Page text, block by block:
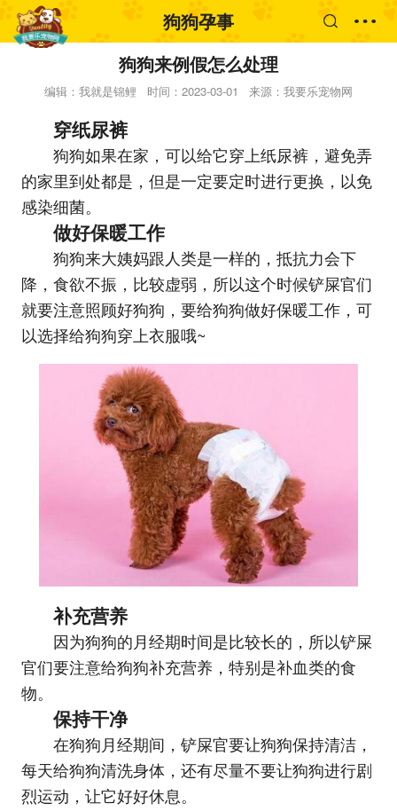
狗狗孕事
狗狗来例假怎么处理
编辑：我就是锦鲤 时间：2023-03-01 来源：我要乐宠物网
穿纸尿裤
狗狗如果在家，可以给它穿上纸尿裤，避免弄
的家里到处都是，但是一定要定时进行更换，以免
感染细菌。
做好保暖工作
狗狗来大姨妈跟人类是一样的，抵抗力会下
降，食欲不振，比较虚弱，所以这个时候铲屎官们
就要注意照顾好狗狗，要给狗狗做好保暖工作，可
以选择给狗狗穿上衣服哦~
补充营养
因为狗狗的月经期时间是比较长的，所以铲屎
官们要注意给狗狗补充营养，特别是补血类的食
物。
保持干净
在狗狗月经期间，铲屎官要让狗狗保持清洁，
每天给狗狗清洗身体，还有尽量不要让狗狗进行剧
烈运动，让它好好休息。